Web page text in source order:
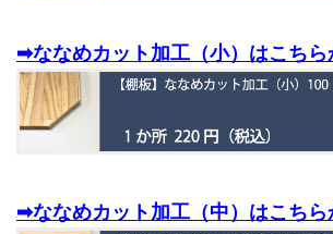
➡ななめカット加工（小）はこちら
➡ななめカット加工（中）はこちら